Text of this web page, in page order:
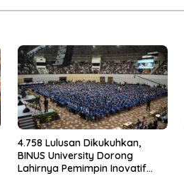
4.758 Lulusan Dikukuhkan,
BINUS University Dorong
Lahirnya Pemimpin Inovatif